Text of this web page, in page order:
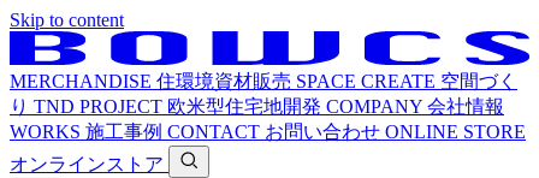
Skip to content
MERCHANDISE 住環境資材販売 SPACE CREATE 空間づく
り TND PROJECT 欧米型住宅地開発 COMPANY 会社情報
WORKS 施工事例 CONTACT お問い合わせ ONLINE STORE
オンラインストア